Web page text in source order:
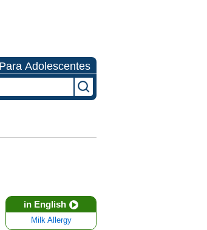
Para Adolescentes
in English
Milk Allergy